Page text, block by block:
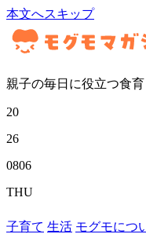
本文へスキップ
親子の毎日に役立つ食
20
26
0806
THU
子育て 生活 モグモにつ